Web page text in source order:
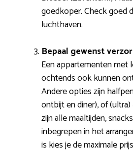
goedkoper. Check goed
luchthaven.
Bepaal gewenst
Een appartementen met
ochtends ook kunnen
Andere opties zijn
ontbijt en diner), of
zijn alle maaltijden,
inbegrepen in het
is kies je de maximale